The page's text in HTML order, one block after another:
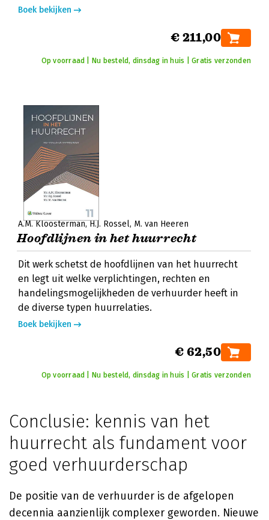
Boek bekijken
€ 211,00
Op voorraad | Nu besteld, dinsdag in huis | Gratis verzonden
A.M. Kloosterman H.J. Rossel M. van Heeren
Hoofdlijnen in het huurrecht
Dit werk schetst de hoofdlijnen van het huurrecht
en legt uit welke verplichtingen, rechten en
handelingsmogelijkheden de verhuurder heeft in
de diverse typen huurrelaties.
Boek bekijken
€ 62,50
Op voorraad | Nu besteld, dinsdag in huis | Gratis verzonden
Conclusie: kennis van het
huurrecht als fundament voor
goed verhuurderschap
De positie van de verhuurder is de afgelopen
decennia aanzienlijk complexer geworden. Nieuwe